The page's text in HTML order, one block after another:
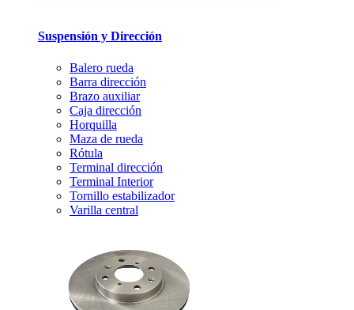
Suspensión y Dirección
Balero rueda
Barra dirección
Brazo auxiliar
Caja dirección
Horquilla
Maza de rueda
Rótula
Terminal dirección
Terminal Interior
Tornillo estabilizador
Varilla central